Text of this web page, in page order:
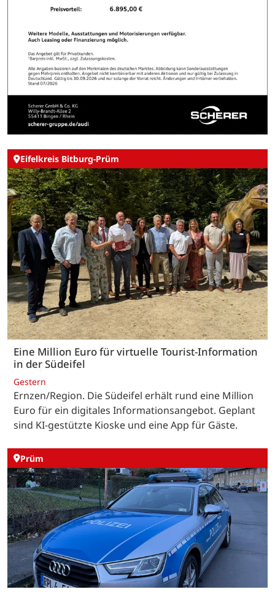
Eifelkreis Bitburg-Prüm
Eine Million Euro für virtuelle Tourist-Information
in der Südeifel
Gestern
Ernzen/Region. Die Südeifel erhält rund eine Million
Euro für ein digitales Informationsangebot. Geplant
sind KI-gestützte Kioske und eine App für Gäste.
Prüm